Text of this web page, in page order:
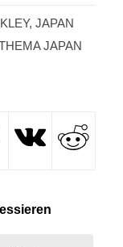
,JAPAN
JAPAN